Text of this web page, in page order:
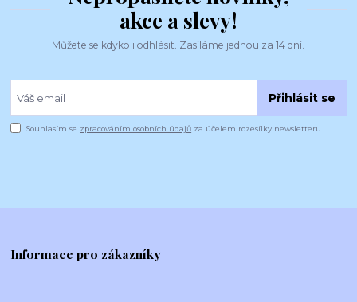
akce a slevy!
Můžete se kdykoli odhlásit. Zasíláme jednou za 14 dní.
Přihlásit se
Souhlasím se zpracováním osobních údajů za účelem rozesílky newsletteru.
Informace pro zákazníky